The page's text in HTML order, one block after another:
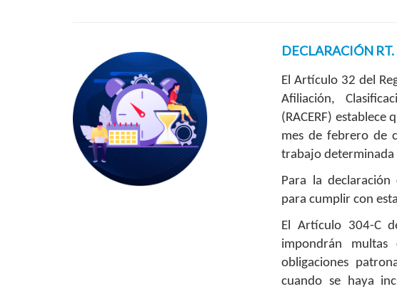
DECLARACIÓN
El Artículo 32 del
Afiliación,
(RACERF)
mes de febrero de
trabajo determinada
Para la
para cumplir con
El Artículo 304-C
impondrán
obligaciones
cuando se haya